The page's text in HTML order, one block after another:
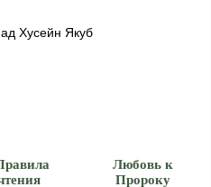
Хусейн Якуб
Любовь к
Пророку